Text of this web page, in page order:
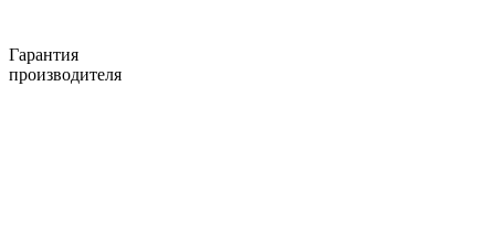
Гарантия
производителя